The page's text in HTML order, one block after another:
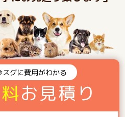
グに費用がわかる
お見積り